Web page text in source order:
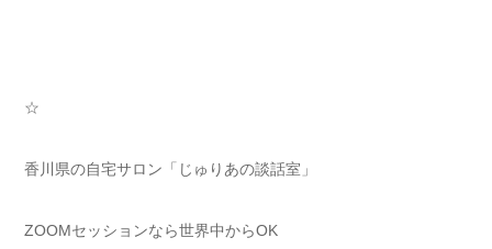
☆
香川県の自宅サロン「じゅりあの談話室」
ZOOMセッションなら世界中からOK